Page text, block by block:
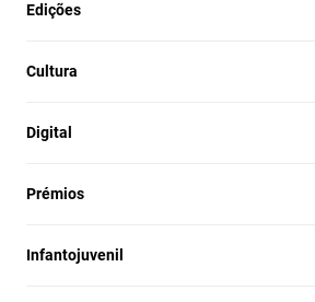
Edições
Cultura
Digital
Prémios
Infantojuvenil